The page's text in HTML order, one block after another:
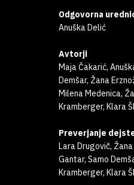
Odgovorna
Anuška Delić
Avtorji
Maja Čakarić,
Demšar, Žana
Milena Medenica,
Kramberger, Klara
Preverjanje
Lara Drugovič,
Gantar, Samo
Kramberger, Klara